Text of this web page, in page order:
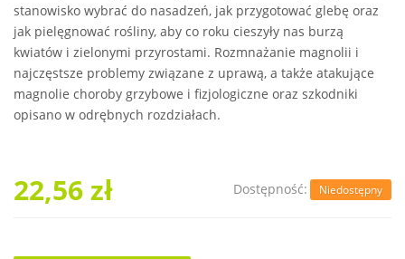
stanowisko wybrać do nasadzeń, jak przygotować glebę oraz
jak pielęgnować rośliny, aby co roku cieszyły nas burzą
kwiatów i zielonymi przyrostami. Rozmnażanie magnolii i
najczęstsze problemy związane z uprawą, a także atakujące
magnolie choroby grzybowe i fizjologiczne oraz szkodniki
opisano w odrębnych rozdziałach.
22,56 zł Dostępność: Niedostępny